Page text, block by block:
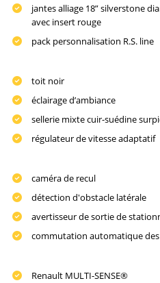
jantes alliage 18” silverstone
avec insert rouge
pack personnalisation R.S. line
toit noir
éclairage d’ambiance
sellerie mixte cuir-suédine
régulateur de vitesse adaptatif
caméra de recul
détection d'obstacle latérale
avertisseur de sortie de
commutation automatique
Renault MULTI-SENSE®